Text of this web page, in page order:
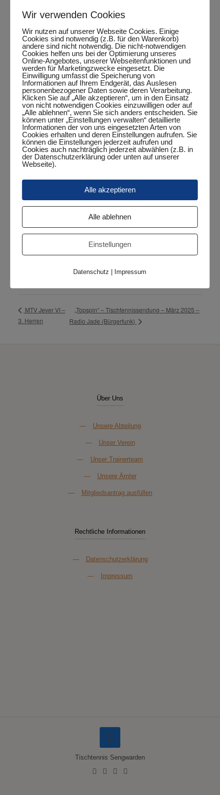
Datum:
März 21, 2025
Zeit:
20:15 Uhr - 22:15 Uhr
Veranstaltungskategorie:
Punktspiel
VERANSTALTUNGSORT
Google Maps aktivieren?
Google Maps kann nur aktiviert werden, wenn
Cookies gesetzt werden dürfen.
Google Maps aktivieren
Wenn Google Maps aktiviert wurde, werden
personenbezogene Daten an Google gesendet und
Google:hier
MTV Jever VI –
3. Herren
„Topspin“ – Tischtennissendung – März 2025 –
Radio Jade (Bürgerfunk)
Über Uns
— Unsere Abteilung
— Unser Verein
— Unser Trainerteam
— Unsere Ämter
— Mitgliedsantrag ausfüllen
Rechtliche Informationen
— Datenschutzerklärung
— Impressum
Tischtennis Sengwarden
Wir verwenden Cookies
Wir nutzen auf unserer Webseite Cookies. Einige
Cookies sind notwendig (z.B. für den Warenkorb)
andere sind nicht notwendig. Die nicht-notwendigen
Cookies helfen uns bei der Optimierung unseres
Online-Angebotes, unserer Webseitenfunktionen und
werden für Marketingzwecke eingesetzt. Die
Einwilligung umfasst die Speicherung von
Informationen auf Ihrem Endgerät, das Auslesen
personenbezogener Daten sowie deren Verarbeitung.
Klicken Sie auf „Alle akzeptieren“, um in den Einsatz
von nicht notwendigen Cookies einzuwilligen oder auf
„Alle ablehnen“, wenn Sie sich anders entscheiden. Sie
können unter „Einstellungen verwalten“ detaillierte
Informationen der von uns eingesetzten Arten von
Cookies erhalten und deren Einstellungen aufrufen. Sie
können die Einstellungen jederzeit aufrufen und
Cookies auch nachträglich jederzeit abwählen (z.B. in
der Datenschutzerklärung oder unten auf unserer
Webseite).
Alle akzeptieren
Alle ablehnen
Einstellungen
Datenschutz Impressum